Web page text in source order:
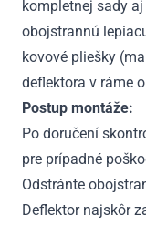
kompletnej sady
obojstrannú
kovové pliešky
deflektora v ráme
Postup montáže:
Po doručení
pre prípadné
Odstránte
Deflektor najskôr